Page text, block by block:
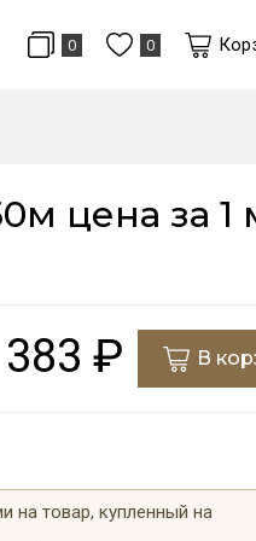
0 0
цена за 1
383 ₽ В
на товар, купленный на